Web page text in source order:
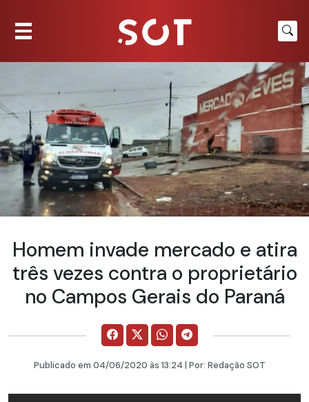
Homem invade mercado e atira
três vezes contra o proprietário
no Campos Gerais do Paraná
Publicado em 04/06/2020 às 13:24 | Por: Redação SOT